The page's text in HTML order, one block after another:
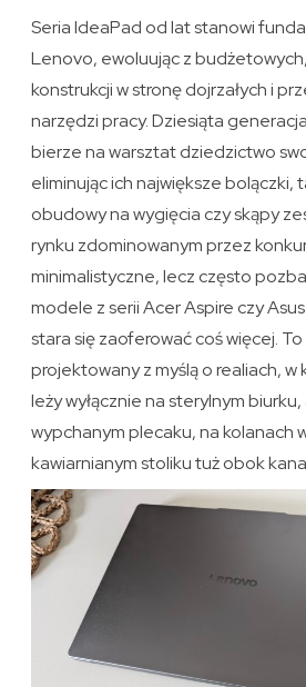
Seria IdeaPad od lat stanowi
Lenovo, ewoluując z
konstrukcji w stronę dojrzałych i
narzędzi pracy. Dziesiąta
bierze na warsztat dziedzictwo
eliminując ich największe
obudowy na wygięcia czy skąpy
rynku zdominowanym przez
minimalistyczne, lecz często
modele z serii Acer Aspire czy
stara się zaoferować coś więcej.
projektowany z myślą o realiach,
leży wyłącznie na sterylnym
wypchanym plecaku, na kolanach
kawiarnianym stoliku tuż obok